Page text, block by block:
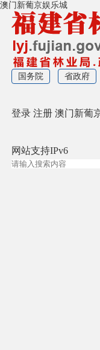
澳门新葡京娱乐城
国务院 省政府
登录 注册 澳门新葡
网站支持IPv6